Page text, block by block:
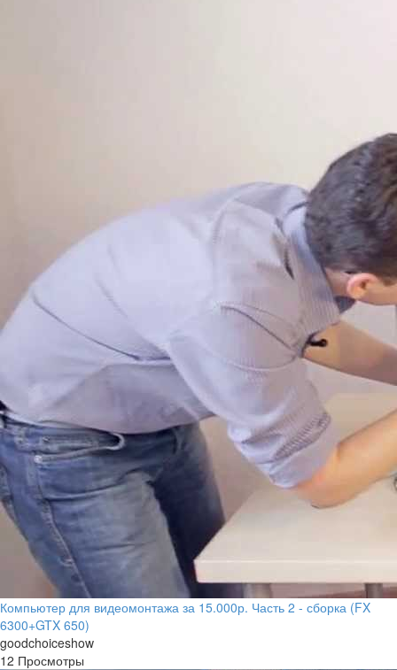
Компьютер для видеомонтажа за 15.000р. Часть 2 - сборка (FX
6300+GTX 650)
goodchoiceshow
12 Просмотры